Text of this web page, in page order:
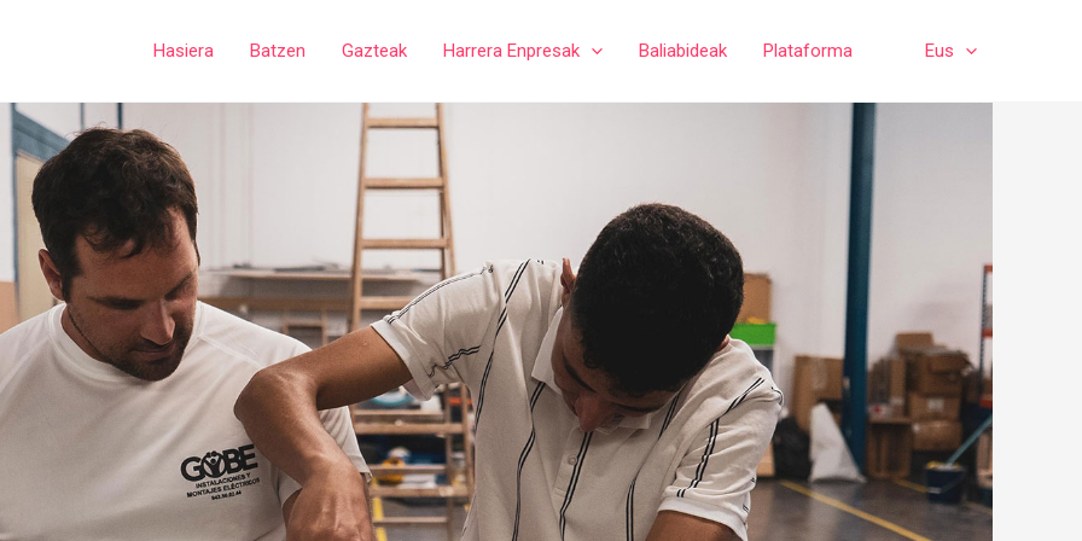
Hasiera Batzen Gazteak Harrera Enpresak Baliabideak Plataforma Eus